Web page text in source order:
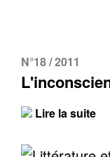
N°18 / 2011
Lire la suite